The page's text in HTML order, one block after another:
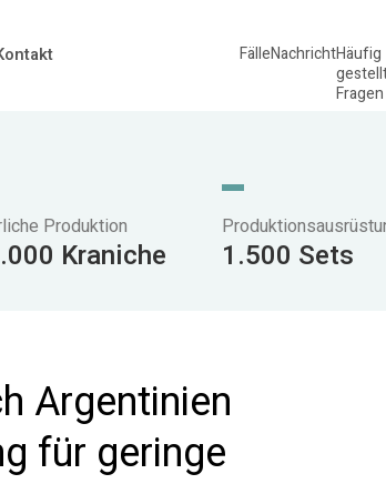
FälleNachrichtHäufig
Fragen
Produktion
Kraniche 1.500 Sets
Argentinien
für geringe